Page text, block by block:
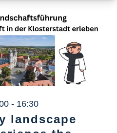
- 16:30
landscape